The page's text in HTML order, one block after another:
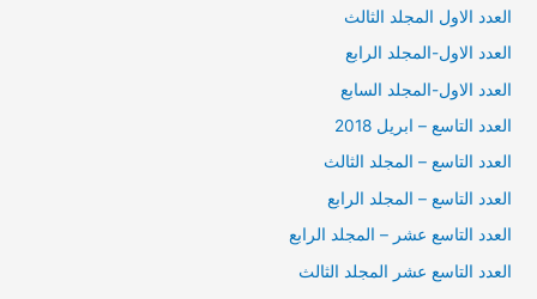
العدد الاول المجلد الثالث
العدد الاول-المجلد الرابع
العدد الاول-المجلد السابع
العدد التاسع – ابريل 2018
العدد التاسع – المجلد الثالث
العدد التاسع – المجلد الرابع
العدد التاسع عشر – المجلد الرابع
العدد التاسع عشر المجلد الثالث